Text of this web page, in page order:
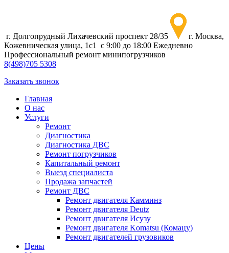
г. Долгопрудный Лихачевский проспект 28/35
г. Москва,
Кожевническая улица, 1с1
с 9:00 до 18:00 Ежедневно
Профессиональный ремонт минипогрузчиков
8(498)705 5308
Заказать звонок
Главная
О нас
Услуги
Ремонт
Диагностика
Диагностика ДВС
Ремонт погрузчиков
Капитальный ремонт
Выезд специалиста
Продажа запчастей
Ремонт ДВС
Ремонт двигателя Камминз
Ремонт двигателя Deutz
Ремонт двигателя Исузу
Ремонт двигателя Komatsu (Комацу)
Ремонт двигателей грузовиков
Цены